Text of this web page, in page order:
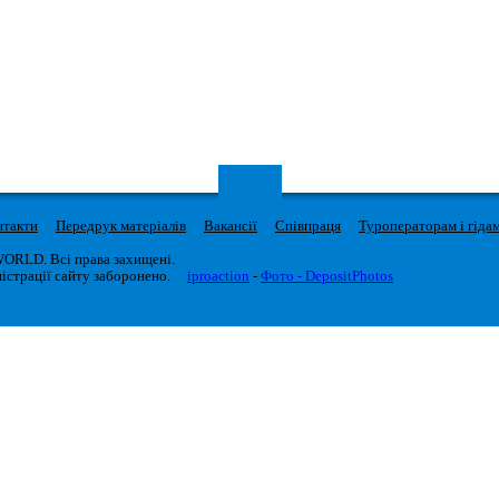
Передрук матеріалів Вакансії Співпраця Туроператорам і
Всі права захищені.
сайту заборонено.
iproaction - Фото - DepositPhotos